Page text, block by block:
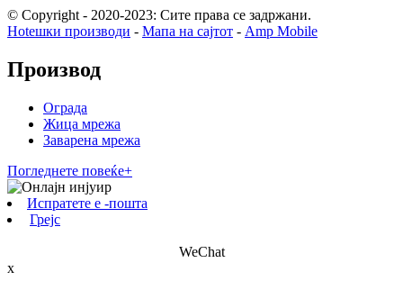
© Copyright - 2020-2023: Сите права се задржани.
Hotешки производи - Мапа на сајтот - Amp Mobile
Производ
Ограда
Жица мрежа
Заварена мрежа
Погледнете повеќе+
Испратете е -пошта
Грејс
WeChat
x